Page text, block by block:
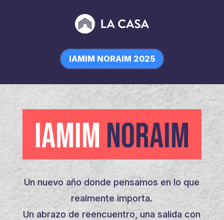
IAMIM NORAIM 2025
IAMIM NORAIM
Un nuevo año donde pensamos en lo que
realmente importa.
Un abrazo de reencuentro, una salida con